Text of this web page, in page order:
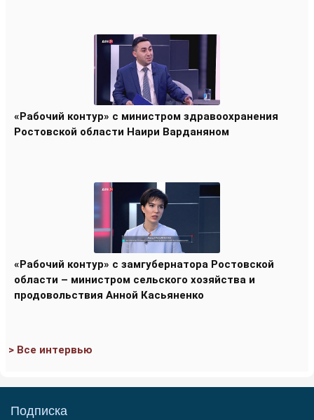
«Рабочий контур» с министром здравоохранения
Ростовской области Наири Варданяном
«Рабочий контур» с замгубернатора Ростовской
области – министром сельского хозяйства и
продовольствия Анной Касьяненко
> Все интервью
Подписка